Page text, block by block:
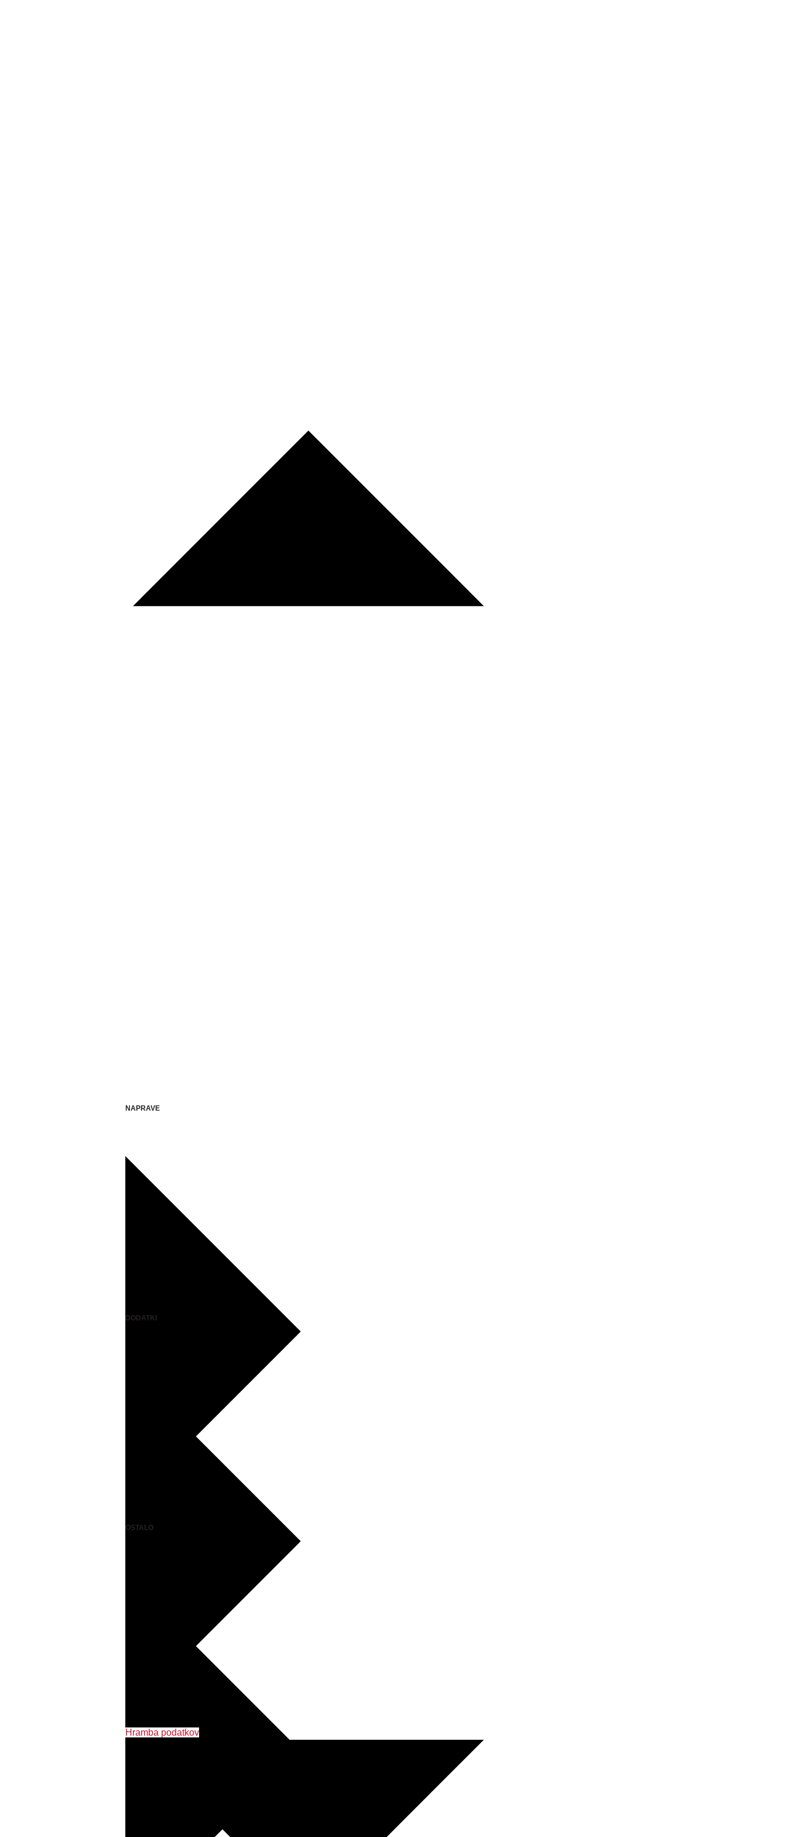
NAPRAVE
DODATKI
OSTALO
Hramba podatkov